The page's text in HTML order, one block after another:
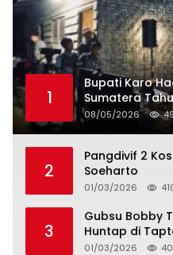
1
Bupati Karo
Sumatera
08/05/2026
2
Pangdivif 2
Soeharto
01/03/2026
3
Gubsu Bobby
Huntap di
01/03/2026